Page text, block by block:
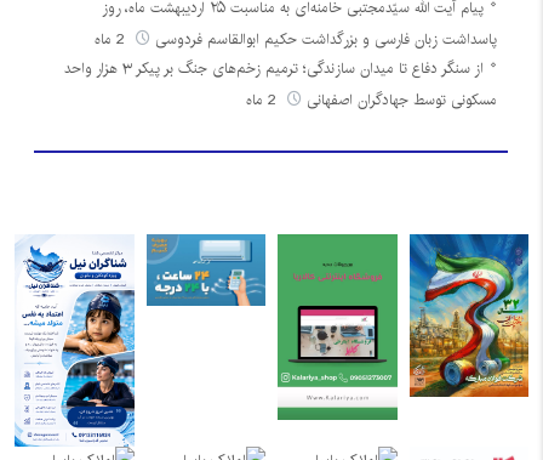
پیام آیت الله سیّدمجتبی خامنه‌ای به مناسبت ۲۵ اردیبهشت ماه، روز
پاسداشت زبان فارسی و بزرگداشت حکیم ابوالقاسم فردوسی
از سنگر دفاع تا میدان سازندگی؛ ترمیم زخم‌های جنگ بر پیکر ۳ هزار واحد
مسکونی توسط جهادگران اصفهانی